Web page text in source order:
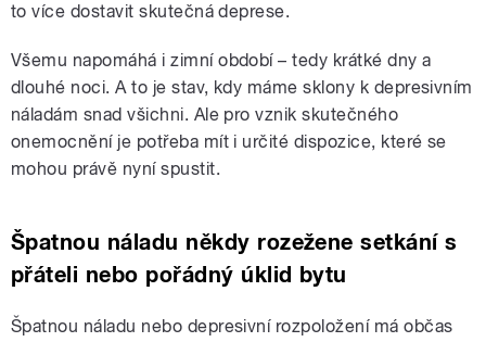
to více dostavit skutečná deprese.
Všemu napomáhá i zimní období – tedy krátké dny a
dlouhé noci. A to je stav, kdy máme sklony k depresivním
náladám snad všichni. Ale pro vznik skutečného
onemocnění je potřeba mít i určité dispozice, které se
mohou právě nyní spustit.
Špatnou náladu někdy rozežene setkání s
přáteli nebo pořádný úklid bytu
Špatnou náladu nebo depresivní rozpoložení má občas